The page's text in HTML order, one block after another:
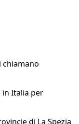
chiamano
in Italia per
di La Spezia